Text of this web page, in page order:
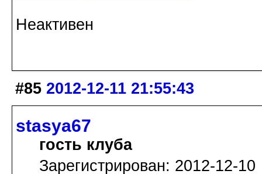
Неактивен
#85 2012-12-11 21:55:43
stasya67
гость клуба
Зарегистрирован: 2012-12-10